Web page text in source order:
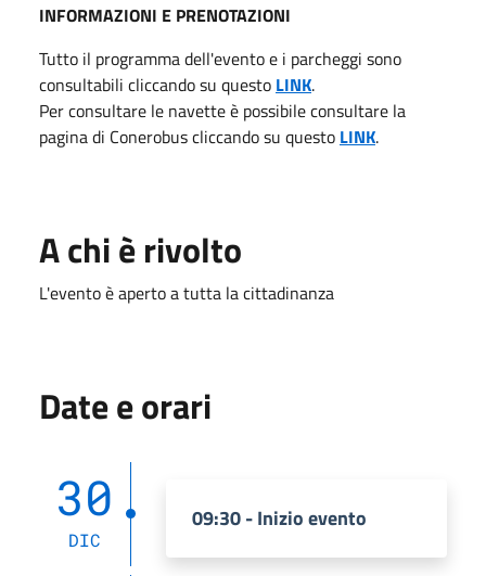
INFORMAZIONI E PRENOTAZIONI
Tutto il programma dell'evento e i parcheggi sono
consultabili cliccando su questo LINK.
Per consultare le navette è possibile consultare la
pagina di Conerobus cliccando su questo LINK.
A chi è rivolto
L'evento è aperto a tutta la cittadinanza
Date e orari
30
DIC
09:30 - Inizio evento